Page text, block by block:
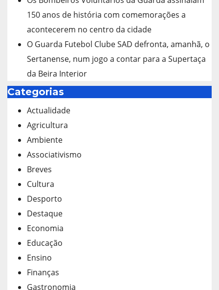
150 anos de história com comemorações a
acontecerem no centro da cidade
O Guarda Futebol Clube SAD defronta, amanhã, o
Sertanense, num jogo a contar para a Supertaça
da Beira Interior
Categorias
Actualidade
Agricultura
Ambiente
Associativismo
Breves
Cultura
Desporto
Destaque
Economia
Educação
Ensino
Finanças
Gastronomia